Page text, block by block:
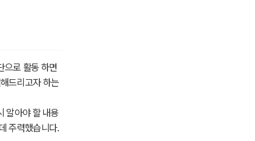
으로 활동 하면
드리고자 하는
알아야 할 내용
주력했습니다.